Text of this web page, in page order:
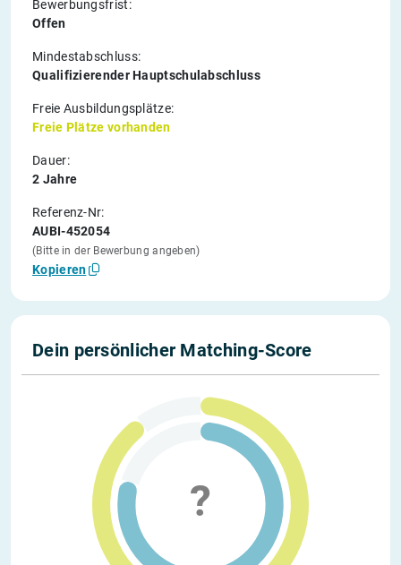
Bewerbungsfrist:
Offen
Mindestabschluss:
Qualifizierender Hauptschulabschluss
Freie Ausbildungsplätze:
Freie Plätze vorhanden
Dauer:
2 Jahre
Referenz-Nr:
AUBI-452054
(Bitte in der Bewerbung angeben)
Kopieren
Dein persönlicher Matching-Score